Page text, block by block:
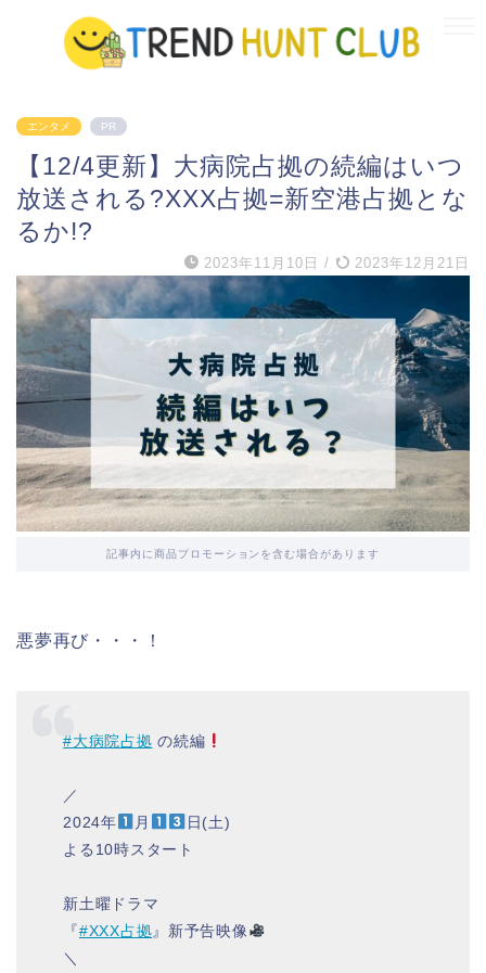
エンタメ PR
【12/4更新】大病院占拠の続編はいつ
放送される?XXX占拠=新空港占拠とな
るか!?
2023年11月10日 / 2023年12月21日
記事内に商品プロモーションを含む場合があります
悪夢再び・・・！
#大病院占拠 の続編
／
2024年
月
日(土)
よる10時スタート
新土曜ドラマ
『#XXX占拠』新予告映像
＼